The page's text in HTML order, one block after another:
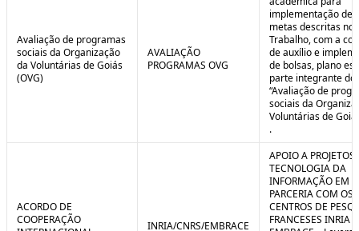
Avaliação de programas
sociais da Organização
da Voluntárias de Goiás
(OVG)
AVALIAÇÃO
PROGRAMAS OVG
implementação de
metas descritas no
Trabalho, com a
de auxílio e
de bolsas, plano
parte integrante do
“Avaliação de
sociais da
Voluntárias de
.
ACORDO DE
COOPERAÇÃO
INRIA/CNRS/EMBRACE
APOIO A PROJETOS
TECNOLOGIA DA
INFORMAÇÃO EM
PARCERIA COM OS
CENTROS DE
FRANCESES INRIA